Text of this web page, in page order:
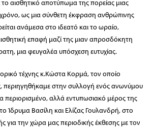
το αισθητικό αποτύπωμα της πορείας μιας
ως μια σύνθετη έκφραση ανθρώπινης
ανάμεσα στο ιδεατό και το ωραίο,
επαφή μαζί της μιαν απροσδόκητη
μια φευγαλέα υπόσχεση ευτυχίας.
τέχνης κ.Κώστα Κορμά, τον οποίο
περιηγηθήκαμε στην συλλογή ενός ανωνύμου
περιορισμένο, αλλά εντυπωσιακό μέρος της
Ίδρυμα Βασίλη και Ελίζας Γουλανδρή, στο
για την χώρα μας περιοδικής έκθεσης με τον